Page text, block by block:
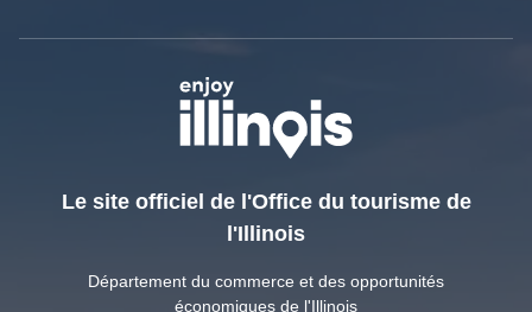
Le site officiel de l'Office du tourisme de
l'Illinois
Département du commerce et des opportunités
économiques de l'Illinois